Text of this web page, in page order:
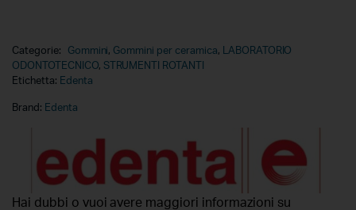
Categorie: Gommini, Gommini per ceramica, LABORATORIO
ODONTOTECNICO, STRUMENTI ROTANTI
Etichetta: Edenta
Brand: Edenta
Hai dubbi o vuoi avere maggiori informazioni su